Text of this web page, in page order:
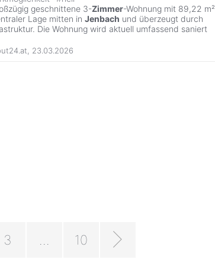
geschnittene 3-Zimmer-Wohnung mit 89,22 m²
Lage mitten in Jenbach und überzeugt durch
Die Wohnung wird aktuell umfassend saniert
23.03.2026
3 10